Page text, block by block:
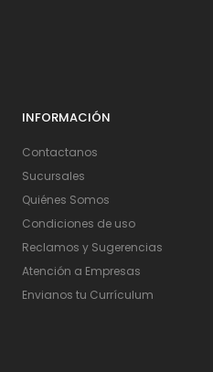
INFORMACIÓN
Contactanos
Sucursales
Quiénes Somos
Condiciones de uso
Reclamos y Sugerencias
Atención a Empresas
Envianos tu Currículum